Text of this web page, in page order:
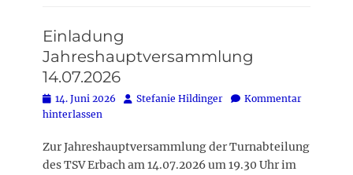
Einladung
Jahreshauptversammlung
14.07.2026
Posted
on
14. Juni 2026 AutorStefanie Hildinger
Kommentar
hinterlassen
Zur Jahreshauptversammlung der Turnabteilung
des TSV Erbach am 14.07.2026 um 19.30 Uhr im